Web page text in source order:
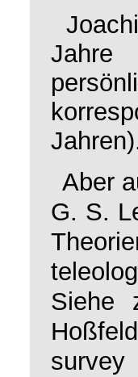
Jahre
Aber
G. S.
Siehe
survey